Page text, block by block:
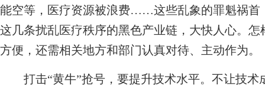
能空等，医疗资源被浪费……这些乱象的罪魁祸首
这几条扰乱医疗秩序的黑色产业链，大快人心。
方便，还需相关地方和部门认真对待、主动作为。
打击“黄牛”抢号，要提升技术水平。不让技术